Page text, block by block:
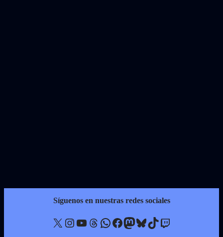
Síguenos en nuestras redes sociales
X Instagram YouTube Threads WhatsApp Facebook Mastodon Bluesky TikTok Twitch